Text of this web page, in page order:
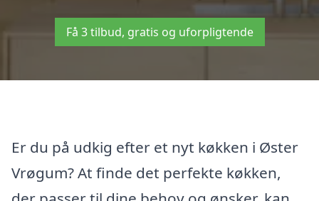
Få 3 tilbud, gratis og uforpligtende
Er du på udkig efter et nyt køkken i Øster
Vrøgum? At finde det perfekte køkken,